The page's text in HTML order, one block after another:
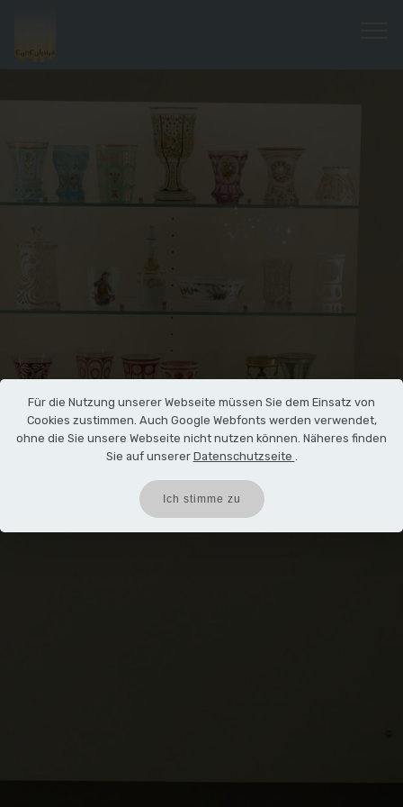
Für die Nutzung unserer Webseite müssen Sie dem Einsatz von
Cookies zustimmen. Auch Google Webfonts werden verwendet,
ohne die Sie unsere Webseite nicht nutzen können. Näheres finden
Sie auf unserer Datenschutzseite .
Ich stimme zu